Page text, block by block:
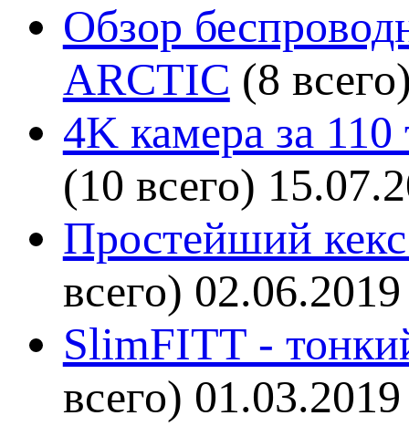
Обзор
ARCTIC (8
4K камера за
(10 всего)
Простейший кекс
всего) 02.06.2019
SlimFITT -
всего) 01.03.2019